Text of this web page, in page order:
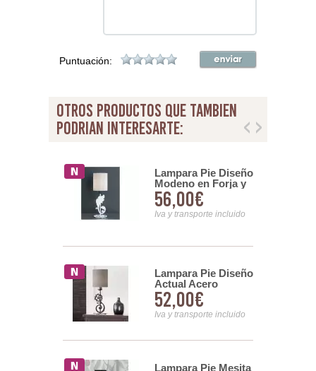
Puntuación:
otros productos que tambien
podrian interesarte:
Lampara Pie Diseño
Modeno en Forja y
Acero Serie Dayra
56,00€
Iva y transporte incluido
Lampara Pie Diseño
Actual Acero
Colores Serie
Galatea
52,00€
Iva y transporte incluido
Lampara Pie Mesita